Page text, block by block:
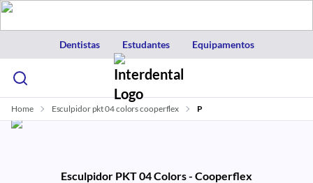
Dentistas Estudantes Equipamentos
Home Esculpidor pkt 04 colors cooperflex P
Esculpidor PKT 04 Colors - Cooperflex